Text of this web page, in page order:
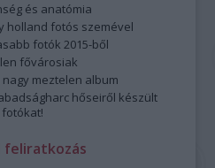
és anatómia
holland fotós szemével
fotók 2015-ből
fővárosiak
meztelen album
hőseiről készült
fotókat!
feliratkozás